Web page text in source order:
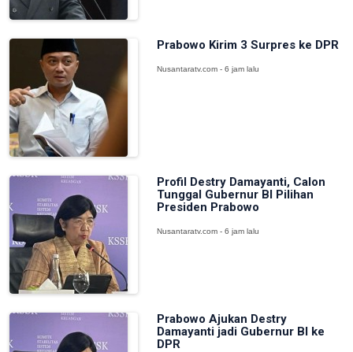
Prabowo Kirim 3 Surpres ke DPR
Nusantaratv.com - 6 jam lalu
Profil Destry Damayanti, Calon
Tunggal Gubernur BI Pilihan
Presiden Prabowo
Nusantaratv.com - 6 jam lalu
Prabowo Ajukan Destry
Damayanti jadi Gubernur BI ke
DPR